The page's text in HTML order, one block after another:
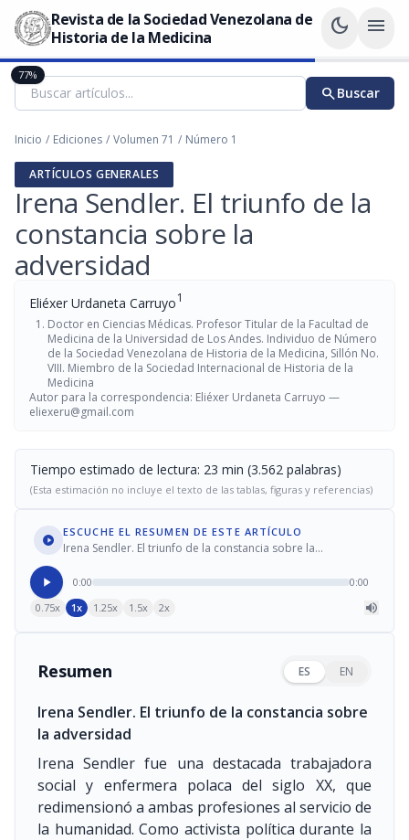
Revista de la Sociedad Venezolana de
Historia de la Medicina
dark_mode menu
searchBuscar
Inicio / Ediciones / Volumen 71 / Número 1
ARTÍCULOS GENERALES
Irena Sendler. El triunfo de la
constancia sobre la
adversidad
Eliéxer Urdaneta Carruyo1
Doctor en Ciencias Médicas. Profesor Titular de la Facultad de
Medicina de la Universidad de Los Andes. Individuo de Número
de la Sociedad Venezolana de Historia de la Medicina, Sillón No.
VIII. Miembro de la Sociedad Internacional de Historia de la
Medicina
Autor para la correspondencia: Eliéxer Urdaneta Carruyo —
eliexeru@gmail.com
Tiempo estimado de lectura: 23 min (3.562 palabras)
(Esta estimación no incluye el texto de las tablas, figuras y referencias)
ESCUCHE EL RESUMEN DE ESTE ARTÍCULO
Irena Sendler. El triunfo de la constancia sobre la
0:00
0:00
0.75x
1x 1.25x 1.5x 2x
Resumen ES EN
Irena Sendler. El triunfo de la constancia sobre
la adversidad
Irena Sendler fue una destacada trabajadora
social y enfermera polaca del siglo XX, que
redimensionó a ambas profesiones al servicio de
la humanidad. Como activista política durante la
77%